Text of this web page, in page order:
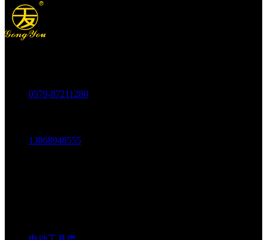
0579-87211280
13868948555